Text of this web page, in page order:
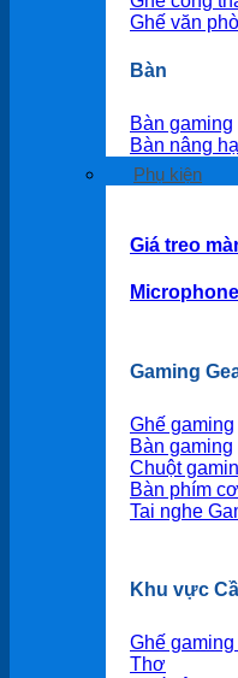
Ghế văn
Bàn
Bàn gaming
Bàn nâng hạ
Phụ kiện
Giá treo
Microphone
Gaming
Ghế gaming
Bàn gaming
Chuột
Bàn phím cơ
Tai nghe
Khu vực
Ghế gaming
Thơ